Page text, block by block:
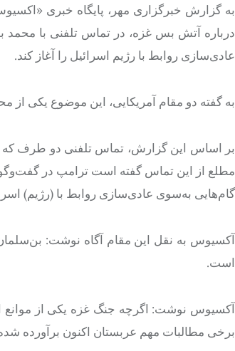
به گزارش خبرگزاری مهر، پایگاه خبری
درباره آتش بس غزه، در تماس تلفنی با محمد
عادی‌سازی روابط با رژیم اسرائیل را آغاز کند.
به گفته دو مقام آمریکایی، این موضوع یکی از
بر اساس این گزارش، تماس تلفنی دو طرف
مطلع از این تماس گفته است ترامپ در گفت‌وگو
گام‌هایی به‌سوی عادی‌سازی روابط با (رژیم)
آکسیوس به نقل این مقام آگاه نوشت:
است.
آکسیوس نوشت: اگرچه جنگ غزه یکی از موانع
برخی مطالبات مهم عربستان اکنون برآورده